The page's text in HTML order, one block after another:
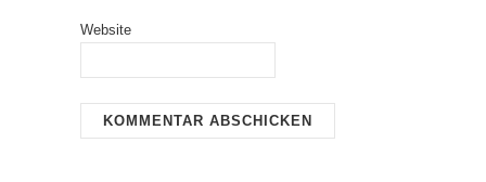
Website